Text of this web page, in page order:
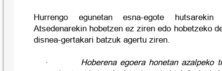
Hurrengo egunetan esna-egote
Atsedenarekin hobetzen ez ziren edo hobetzeko
disnea-gertakari batzuk agertu ziren.
·
Hoberena egoera honetan azalpeko